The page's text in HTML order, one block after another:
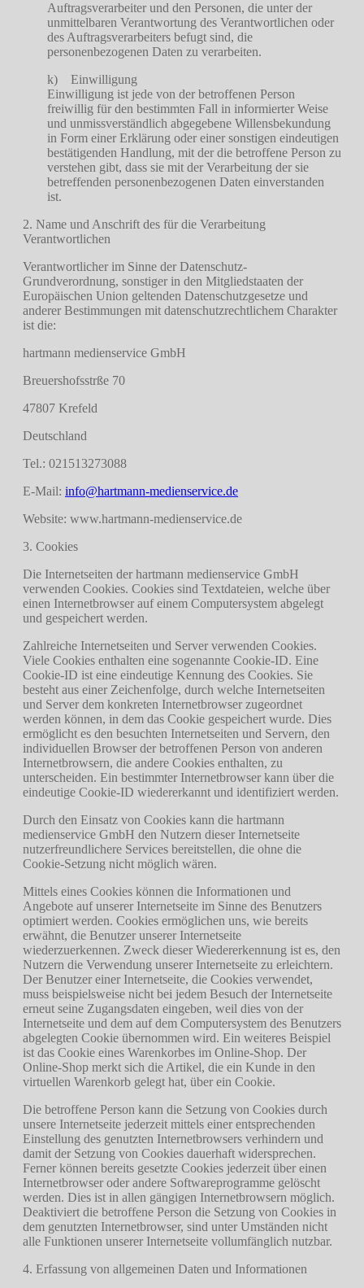
Auftragsverarbeiter und den Personen, die unter der
unmittelbaren Verantwortung des Verantwortlichen oder
des Auftragsverarbeiters befugt sind, die
personenbezogenen Daten zu verarbeiten.
k) Einwilligung
Einwilligung ist jede von der betroffenen Person
freiwillig für den bestimmten Fall in informierter Weise
und unmissverständlich abgegebene Willensbekundung
in Form einer Erklärung oder einer sonstigen eindeutigen
bestätigenden Handlung, mit der die betroffene Person zu
verstehen gibt, dass sie mit der Verarbeitung der sie
betreffenden personenbezogenen Daten einverstanden
ist.
2. Name und Anschrift des für die Verarbeitung
Verantwortlichen
Verantwortlicher im Sinne der Datenschutz-
Grundverordnung, sonstiger in den Mitgliedstaaten der
Europäischen Union geltenden Datenschutzgesetze und
anderer Bestimmungen mit datenschutzrechtlichem Charakter
ist die:
hartmann medienservice GmbH
Breuershofsstrße 70
47807 Krefeld
Deutschland
Tel.: 021513273088
E-Mail: info@hartmann-medienservice.de
Website: www.hartmann-medienservice.de
3. Cookies
Die Internetseiten der hartmann medienservice GmbH
verwenden Cookies. Cookies sind Textdateien, welche über
einen Internetbrowser auf einem Computersystem abgelegt
und gespeichert werden.
Zahlreiche Internetseiten und Server verwenden Cookies.
Viele Cookies enthalten eine sogenannte Cookie-ID. Eine
Cookie-ID ist eine eindeutige Kennung des Cookies. Sie
besteht aus einer Zeichenfolge, durch welche Internetseiten
und Server dem konkreten Internetbrowser zugeordnet
werden können, in dem das Cookie gespeichert wurde. Dies
ermöglicht es den besuchten Internetseiten und Servern, den
individuellen Browser der betroffenen Person von anderen
Internetbrowsern, die andere Cookies enthalten, zu
unterscheiden. Ein bestimmter Internetbrowser kann über die
eindeutige Cookie-ID wiedererkannt und identifiziert werden.
Durch den Einsatz von Cookies kann die hartmann
medienservice GmbH den Nutzern dieser Internetseite
nutzerfreundlichere Services bereitstellen, die ohne die
Cookie-Setzung nicht möglich wären.
Mittels eines Cookies können die Informationen und
Angebote auf unserer Internetseite im Sinne des Benutzers
optimiert werden. Cookies ermöglichen uns, wie bereits
erwähnt, die Benutzer unserer Internetseite
wiederzuerkennen. Zweck dieser Wiedererkennung ist es, den
Nutzern die Verwendung unserer Internetseite zu erleichtern.
Der Benutzer einer Internetseite, die Cookies verwendet,
muss beispielsweise nicht bei jedem Besuch der Internetseite
erneut seine Zugangsdaten eingeben, weil dies von der
Internetseite und dem auf dem Computersystem des Benutzers
abgelegten Cookie übernommen wird. Ein weiteres Beispiel
ist das Cookie eines Warenkorbes im Online-Shop. Der
Online-Shop merkt sich die Artikel, die ein Kunde in den
virtuellen Warenkorb gelegt hat, über ein Cookie.
Die betroffene Person kann die Setzung von Cookies durch
unsere Internetseite jederzeit mittels einer entsprechenden
Einstellung des genutzten Internetbrowsers verhindern und
damit der Setzung von Cookies dauerhaft widersprechen.
Ferner können bereits gesetzte Cookies jederzeit über einen
Internetbrowser oder andere Softwareprogramme gelöscht
werden. Dies ist in allen gängigen Internetbrowsern möglich.
Deaktiviert die betroffene Person die Setzung von Cookies in
dem genutzten Internetbrowser, sind unter Umständen nicht
alle Funktionen unserer Internetseite vollumfänglich nutzbar.
4. Erfassung von allgemeinen Daten und Informationen